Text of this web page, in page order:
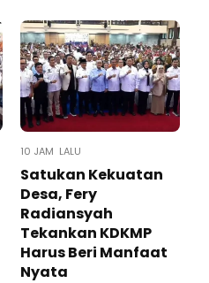
10 JAM LALU
Satukan Kekuatan
Desa, Fery
Radiansyah
Tekankan KDKMP
Harus Beri Manfaat
Nyata